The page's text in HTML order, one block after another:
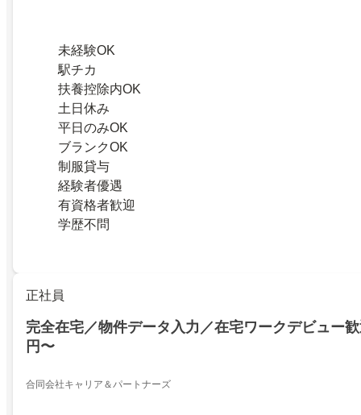
未経験OK
駅チカ
扶養控除内OK
土日休み
平日のみOK
ブランクOK
制服貸与
経験者優遇
有資格者歓迎
学歴不問
正社員
完全在宅／物件データ入力／在宅ワークデビュー
円〜
合同会社キャリア＆パートナーズ